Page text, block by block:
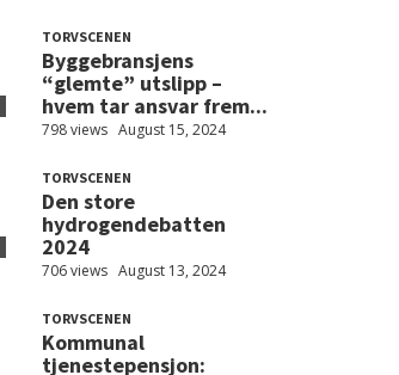
TORVSCENEN
Byggebransjens
“glemte” utslipp –
hvem tar ansvar frem...
798 views August 15, 2024
TORVSCENEN
Den store
hydrogendebatten
2024
706 views August 13, 2024
TORVSCENEN
Kommunal
tjenestepensjon: